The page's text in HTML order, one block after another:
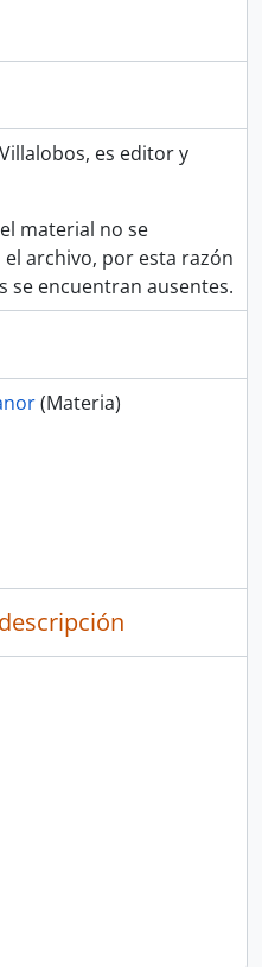
es editor y
material no se
archivo, por esta razón
se encuentran ausentes.
(Materia)